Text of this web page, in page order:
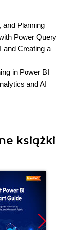
and Planning
Power Query
and Creating a
in Power BI
and AI
R and Python
Service
ML Models
in Power BI
książki